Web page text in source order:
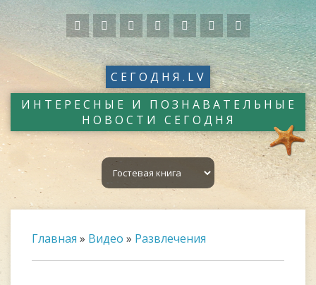
СЕГОДНЯ.LV
ИНТЕРЕСНЫЕ И ПОЗНАВАТЕЛЬНЫЕ
НОВОСТИ СЕГОДНЯ
Главная » Видео » Развлечения